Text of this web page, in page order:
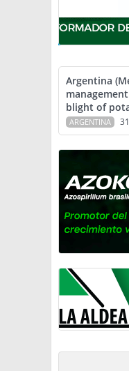
Argentina
blight of
ARGENTINA